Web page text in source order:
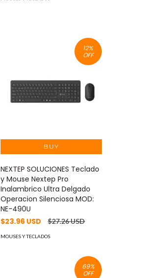
12%
OFF
NEXTEP SOLUCIONES Teclado
y Mouse Nextep Pro
Inalambrico Ultra Delgado
Operacion Silenciosa MOD:
NE-490U
$23.96 USD
$27.26 USD
MOUSES Y TECLADOS
69%
OFF